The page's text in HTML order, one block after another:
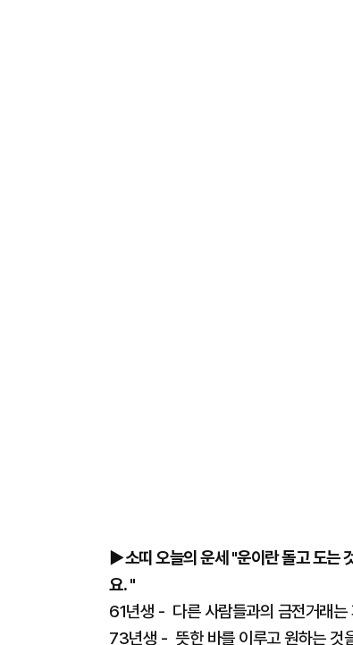
▶소띠 오늘의 운세 "운이란 돌고 도는
요. "
61년생 - 다른 사람들과의 금전거래는
73년생 - 뜻한 바를 이루고 원하는 것